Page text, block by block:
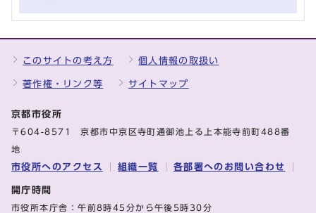
このサイトの考え方 個人情報の取扱い
著作権・リンク等 サイトマップ
京都市役所
〒604-8571 京都市中京区寺町通御池上る上本能寺前町488番
地
市役所へのアクセス 組織一覧 各部署へのお問い合わせ
開庁時間
市役所本庁舎：午前8時45分から午後5時30分